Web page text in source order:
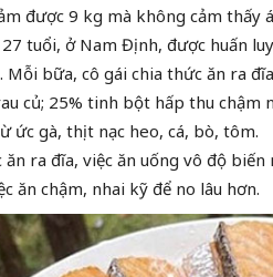
được 9 kg mà không cảm thấy
tuổi, ở Nam Định, được huấn
Mỗi bữa, cô gái chia thức ăn ra
củ; 25% tinh bột hấp thu
ức gà, thịt nạc heo, cá, bò, tôm.
ra đĩa, việc ăn uống vô độ
ăn chậm, nhai kỹ để no lâu hơn.